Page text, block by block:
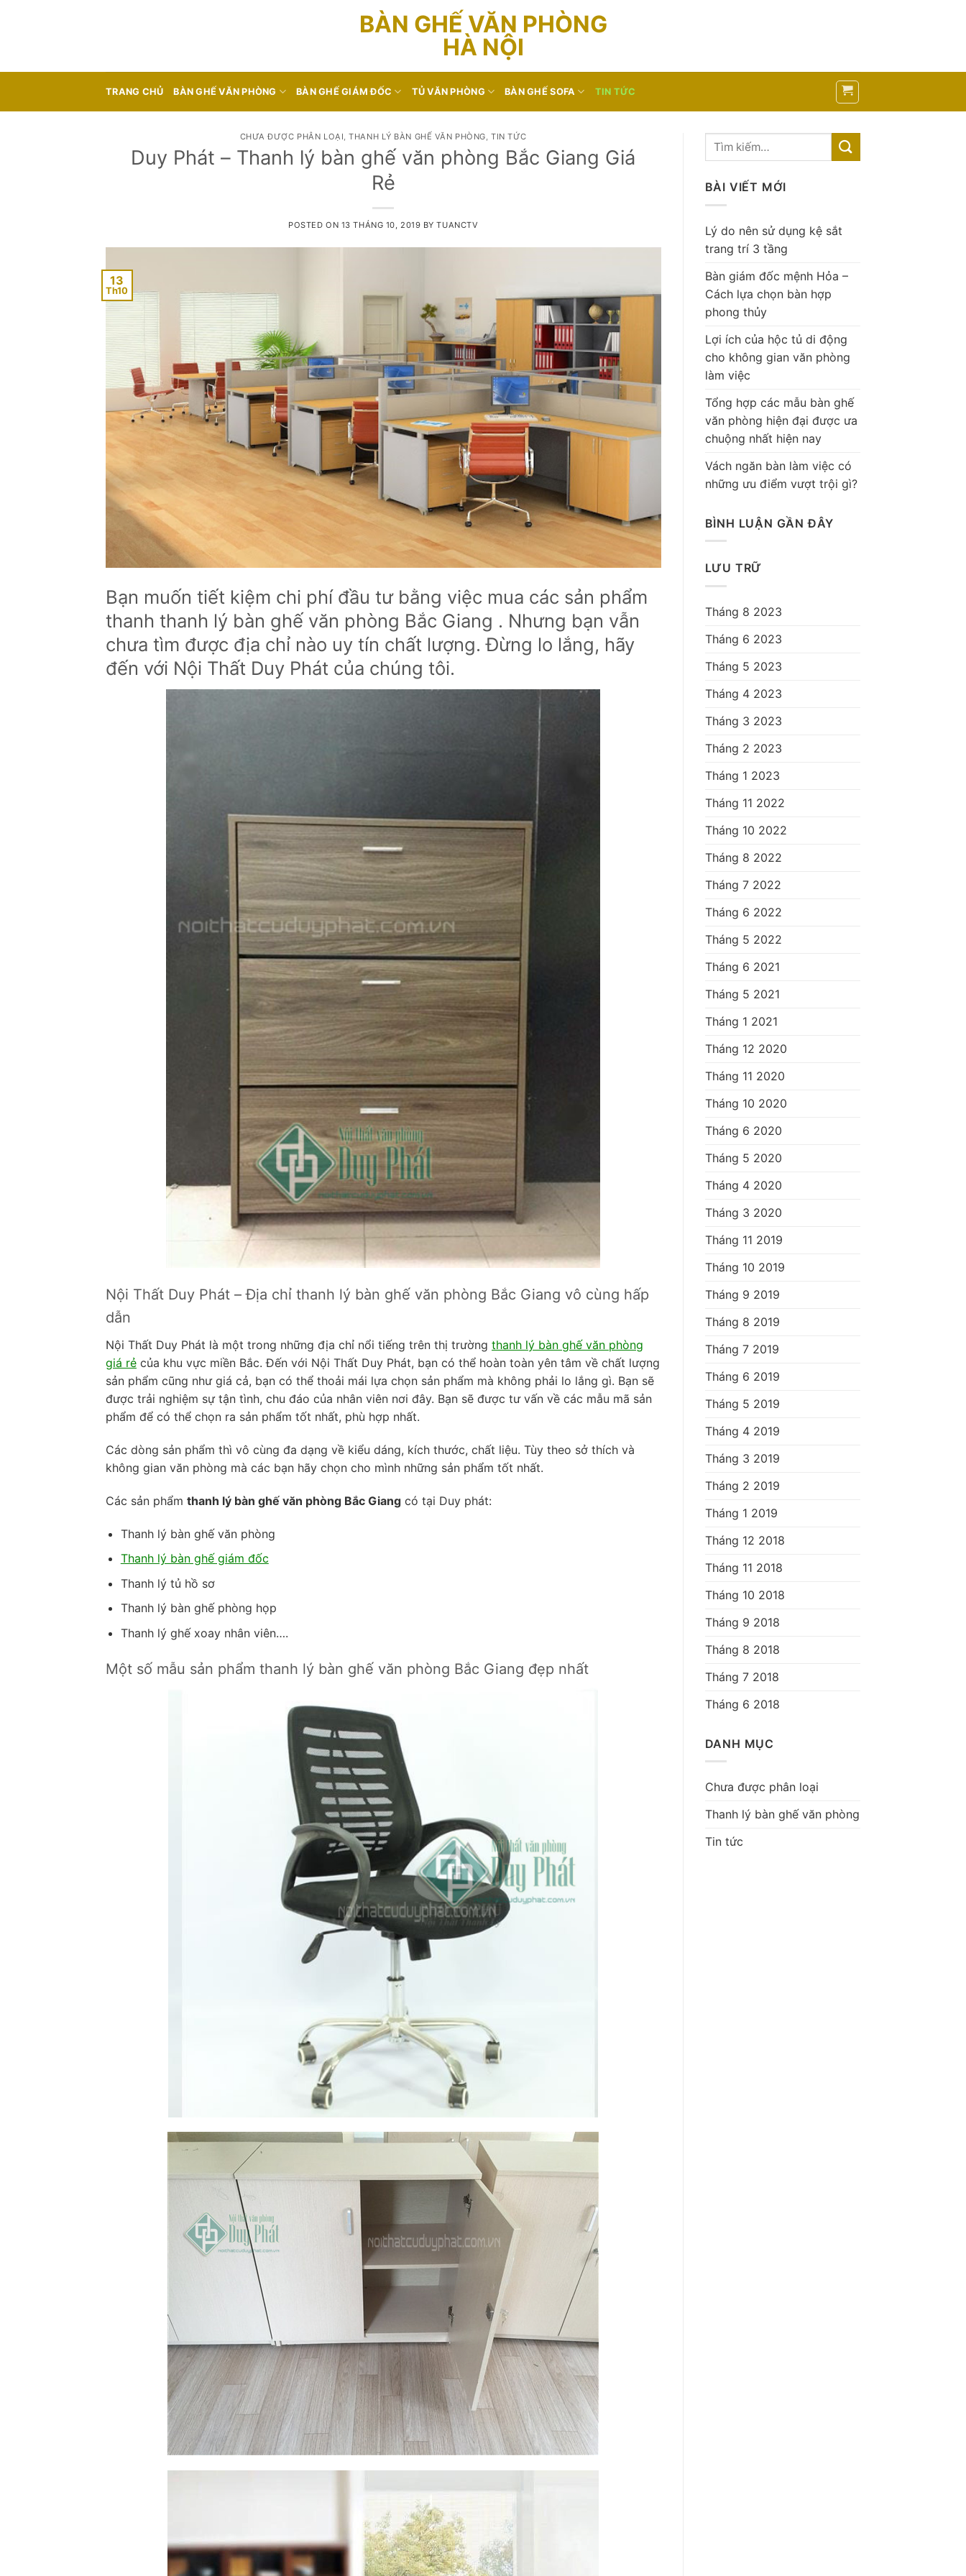
BÀN GHẾ VĂN PHÒNG
HÀ NỘI
TRANG CHỦ BÀN GHẾ VĂN PHÒNG BÀN GHẾ GIÁM ĐỐC TỦ VĂN PHÒNG BÀN GHẾ SOFA TIN TỨC
CHƯA ĐƯỢC PHÂN LOẠI,THANH LÝ BÀN GHẾ VĂN PHÒNG,TIN TỨC
Duy Phát – Thanh lý bàn ghế văn phòng Bắc Giang Giá
Rẻ
POSTED ON 13 THÁNG 10, 2019 BYTUANCTV
13
Th10
Bạn muốn tiết kiệm chi phí đầu tư bằng việc mua các sản phẩm
thanh thanh lý bàn ghế văn phòng Bắc Giang . Nhưng bạn vẫn
chưa tìm được địa chỉ nào uy tín chất lượng. Đừng lo lắng, hãy
đến với Nội Thất Duy Phát của chúng tôi.
Nội Thất Duy Phát – Địa chỉ thanh lý bàn ghế văn phòng Bắc Giang vô cùng hấp
dẫn
Nội Thất Duy Phát là một trong những địa chỉ nổi tiếng trên thị trường thanh lý bàn ghế văn phòng
giá rẻ của khu vực miền Bắc. Đến với Nội Thất Duy Phát, bạn có thể hoàn toàn yên tâm về chất lượng
sản phẩm cũng như giá cả, bạn có thể thoải mái lựa chọn sản phẩm mà không phải lo lắng gì. Bạn sẽ
được trải nghiệm sự tận tình, chu đáo của nhân viên nơi đây. Bạn sẽ được tư vấn về các mẫu mã sản
phẩm để có thể chọn ra sản phẩm tốt nhất, phù hợp nhất.
Các dòng sản phẩm thì vô cùng đa dạng về kiểu dáng, kích thước, chất liệu. Tùy theo sở thích và
không gian văn phòng mà các bạn hãy chọn cho mình những sản phẩm tốt nhất.
Các sản phẩm thanh lý bàn ghế văn phòng Bắc Giang có tại Duy phát:
Thanh lý bàn ghế văn phòng
Thanh lý bàn ghế giám đốc
Thanh lý tủ hồ sơ
Thanh lý bàn ghế phòng họp
Thanh lý ghế xoay nhân viên….
Một số mẫu sản phẩm thanh lý bàn ghế văn phòng Bắc Giang đẹp nhất
BÀI VIẾT MỚI
Lý do nên sử dụng kệ sắt
trang trí 3 tầng
Bàn giám đốc mệnh Hỏa –
Cách lựa chọn bàn hợp
phong thủy
Lợi ích của hộc tủ di động
cho không gian văn phòng
làm việc
Tổng hợp các mẫu bàn ghế
văn phòng hiện đại được ưa
chuộng nhất hiện nay
Vách ngăn bàn làm việc có
những ưu điểm vượt trội gì?
BÌNH LUẬN GẦN ĐÂY
LƯU TRỮ
Tháng 8 2023
Tháng 6 2023
Tháng 5 2023
Tháng 4 2023
Tháng 3 2023
Tháng 2 2023
Tháng 1 2023
Tháng 11 2022
Tháng 10 2022
Tháng 8 2022
Tháng 7 2022
Tháng 6 2022
Tháng 5 2022
Tháng 6 2021
Tháng 5 2021
Tháng 1 2021
Tháng 12 2020
Tháng 11 2020
Tháng 10 2020
Tháng 6 2020
Tháng 5 2020
Tháng 4 2020
Tháng 3 2020
Tháng 11 2019
Tháng 10 2019
Tháng 9 2019
Tháng 8 2019
Tháng 7 2019
Tháng 6 2019
Tháng 5 2019
Tháng 4 2019
Tháng 3 2019
Tháng 2 2019
Tháng 1 2019
Tháng 12 2018
Tháng 11 2018
Tháng 10 2018
Tháng 9 2018
Tháng 8 2018
Tháng 7 2018
Tháng 6 2018
DANH MỤC
Chưa được phân loại
Thanh lý bàn ghế văn phòng
Tin tức